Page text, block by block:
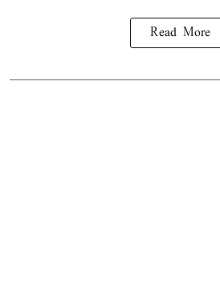
Read More